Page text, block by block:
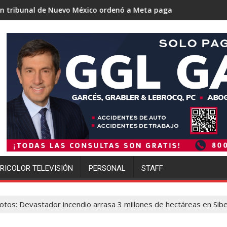
México ordenó a Meta pagar 942 millones de dólares por
Trump se acerca a
TELEVISIÓN PERSONAL STAFF
Devastador incendio arrasa 3 millones de hectáreas en